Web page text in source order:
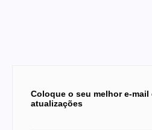
Coloque o seu melhor e-mail
atualizações